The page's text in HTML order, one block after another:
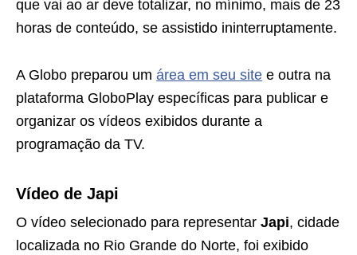
que vai ao ar deve totalizar, no mínimo, mais de 23
horas de conteúdo, se assistido ininterruptamente.
A Globo preparou um área em seu site e outra na
plataforma GloboPlay específicas para publicar e
organizar os vídeos exibidos durante a
programação da TV.
Vídeo de Japi
O vídeo selecionado para representar Japi, cidade
localizada no Rio Grande do Norte, foi exibido